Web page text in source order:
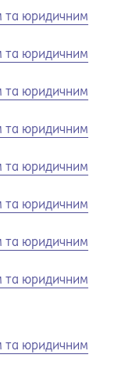
та юридичним
та юридичним
та юридичним
та юридичним
та юридичним
та юридичним
та юридичним
та юридичним
та юридичним